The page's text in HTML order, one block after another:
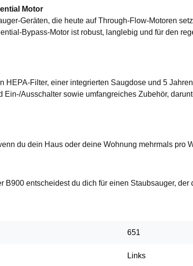
Motor
Geräten, die heute auf Through-Flow-Motoren
Bypass-Motor ist robust, langlebig und für den
HEPA-Filter, einer integrierten Saugdose und 5
Ein-/Ausschalter sowie umfangreiches Zubehör,
du dein Haus oder deine Wohnung mehrmals
B900 entscheidest du dich für einen Staubsauger,
651
Links